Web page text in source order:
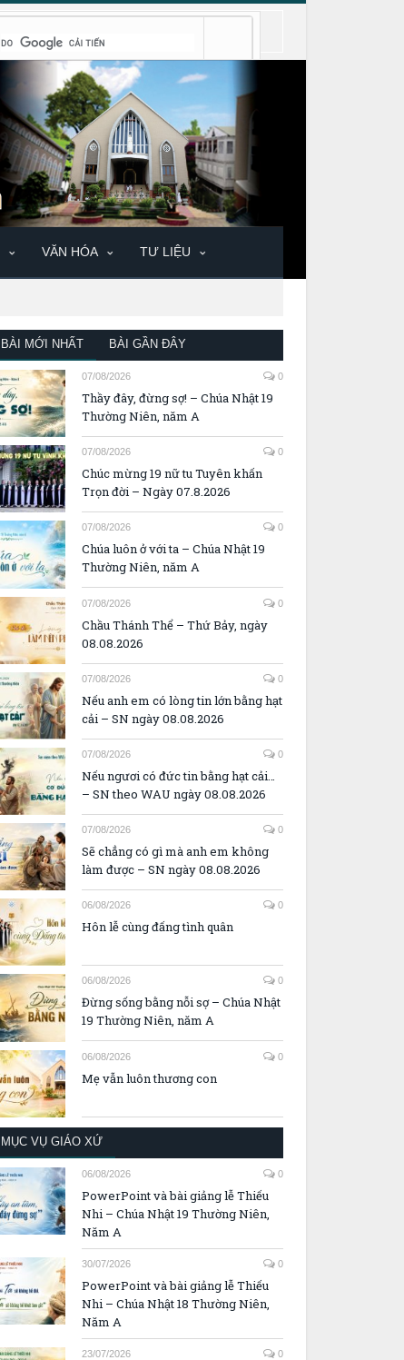
VĂN HÓA TƯ LIỆU
BÀI MỚI NHẤT BÀI GẦN ĐÂY
07/08/2026 0
Thầy đây, đừng sợ! – Chúa Nhật 19
Thường Niên, năm A
07/08/2026 0
Chúc mừng 19 nữ tu Tuyên khấn
Trọn đời – Ngày 07.8.2026
07/08/2026 0
Chúa luôn ở với ta – Chúa Nhật 19
Thường Niên, năm A
07/08/2026 0
Chầu Thánh Thể – Thứ Bảy, ngày
08.08.2026
07/08/2026 0
Nếu anh em có lòng tin lớn bằng hạt
cải – SN ngày 08.08.2026
07/08/2026 0
Nếu ngươi có đức tin bằng hạt cải…
– SN theo WAU ngày 08.08.2026
07/08/2026 0
Sẽ chẳng có gì mà anh em không
làm được – SN ngày 08.08.2026
06/08/2026 0
Hôn lễ cùng đấng tình quân
06/08/2026 0
Đừng sống bằng nỗi sợ – Chúa Nhật
19 Thường Niên, năm A
06/08/2026 0
Mẹ vẫn luôn thương con
MỤC VỤ GIÁO XỨ
06/08/2026 0
PowerPoint và bài giảng lễ Thiếu
Nhi – Chúa Nhật 19 Thường Niên,
Năm A
30/07/2026 0
PowerPoint và bài giảng lễ Thiếu
Nhi – Chúa Nhật 18 Thường Niên,
Năm A
23/07/2026 0